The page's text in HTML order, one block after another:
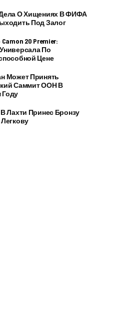
О Хищениях В ФИФА
Под Залог
20 Premier:
По
Цене
Может Принять
Саммит ООН В
Лахти Принес Бронзу